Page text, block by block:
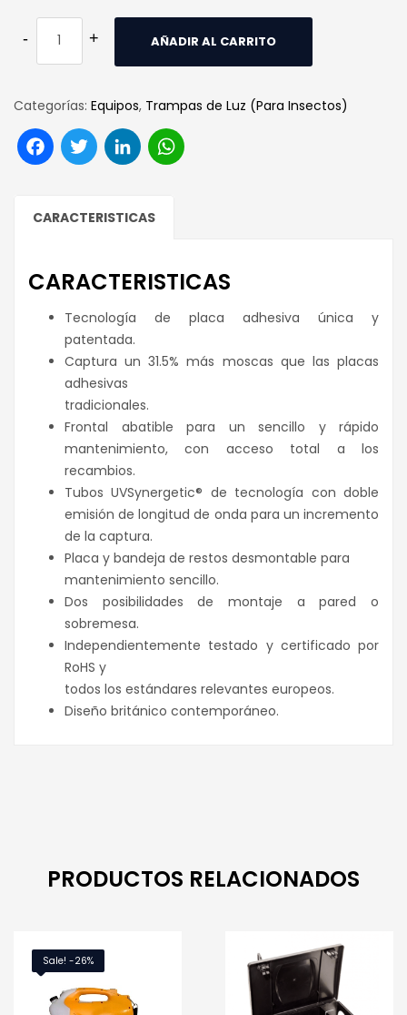
AÑADIR AL CARRITO
Categorías: Equipos, Trampas de Luz (Para Insectos)
Facebook
TwitterLinkedIn
CARACTERISTICAS
CARACTERISTICAS
Tecnología de placa adhesiva única y
patentada.
Captura un 31.5% más moscas que las placas
adhesivas
tradicionales.
Frontal abatible para un sencillo y rápido
mantenimiento, con acceso total a los
recambios.
Tubos UVSynergetic® de tecnología con doble
emisión de longitud de onda para un incremento
de la captura.
Placa y bandeja de restos desmontable para
mantenimiento sencillo.
Dos posibilidades de montaje a pared o
sobremesa.
Independientemente testado y certificado por
RoHS y
todos los estándares relevantes europeos.
Diseño británico contemporáneo.
PRODUCTOS RELACIONADOS
Sale! -26%